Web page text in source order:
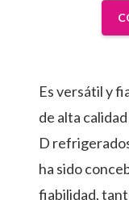
Es versátil y
de alta
D
ha sido
fiabilidad,